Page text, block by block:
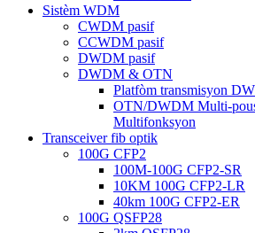
Sistèm WDM
CWDM pasif
CCWDM pasif
DWDM pasif
DWDM & OTN
Platfòm transmisyon
OTN/DWDM Multi-
Multifonksyon
Transceiver fib optik
100G CFP2
100M-100G CFP2-SR
10KM 100G CFP2-LR
40km 100G CFP2-ER
100G QSFP28